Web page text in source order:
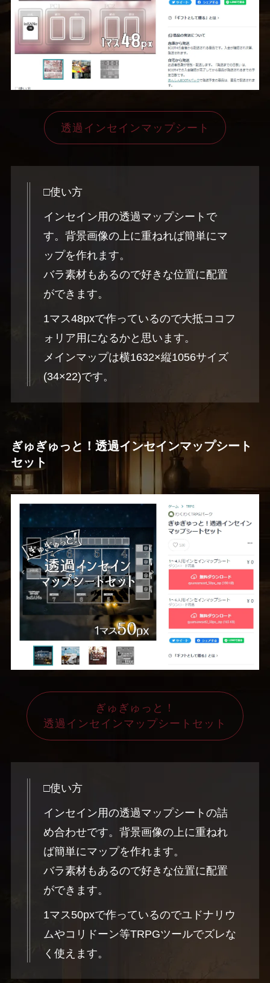
透過インセインマップシート
□使い方
インセイン用の透過マップシートで
す。背景画像の上に重ねれば簡単にマ
ップを作れます。
バラ素材もあるので好きな位置に配置
ができます。
1マス48pxで作っているので大抵ココフ
ォリア用になるかと思います。
メインマップは横1632×縦1056サイズ
(34×22)です。
ぎゅぎゅっと！透過インセインマップシート
セット
ぎゅぎゅっと！
透過インセインマップシートセット
□使い方
インセイン用の透過マップシートの詰
め合わせです。背景画像の上に重ねれ
ば簡単にマップを作れます。
バラ素材もあるので好きな位置に配置
ができます。
1マス50pxで作っているのでユドナリウ
ムやコリドーン等TRPGツールでズレな
く使えます。